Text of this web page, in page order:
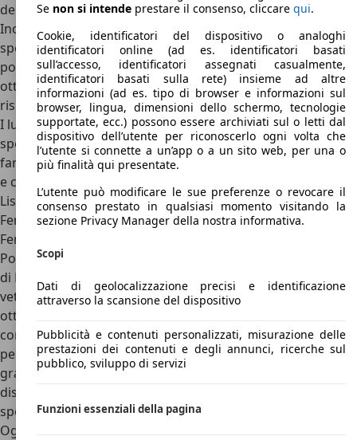
del valore della macchina stessa.
Inoltre, gli acquisti di auto d’epoca usate avvengono
spesso tra due privati senza una concessionaria. In questo
potrete anche sfruttare le vostre abilità per contrattare
ottenendo uno sconto e quindi un prezzo più favorevole
rispetto a quello di mercato.
I luoghi migliori per l’acquisto sono senza dubbio siti
specializzati in compravendita di automobili ma è possibile
fare grandi affari anche controllando gli annunci di privati
e concessionarie su Autoscout24.
Listino prezzi Ferrari 400
Ferrari 400 da 162.000.000 lire
Ferrari 400: concorrenti e conclusioni
Possiamo affermare che questo modello non è il prodotto
di Maranello più amato e richiesto ma è senza dubbio una
vettura di ottimo livello, con un motore che permette
ottime prestazioni senza però rinunciare al confort ed alla
comodità. Si tratta di un modello Gran Turismo che
permette di effettuare anche viaggi medio-lunghi anche
grazie al bagagliaio molto capiente dove è possibile
disporre tutti i bagagli e le borse necessarie allo
spostamento.
Oggi le Ferrari 400
Se non si intende prestare il consenso, cliccare qui.
Cookie, identificatori del dispositivo o analoghi
identificatori online (ad es. identificatori basati
sull’accesso, identificatori assegnati casualmente,
identificatori basati sulla rete) insieme ad altre
informazioni (ad es. tipo di browser e informazioni sul
browser, lingua, dimensioni dello schermo, tecnologie
supportate, ecc.) possono essere archiviati sul o letti dal
dispositivo dell’utente per riconoscerlo ogni volta che
l’utente si connette a un’app o a un sito web, per una o
più finalità qui presentate.
L’utente può modificare le sue preferenze o revocare il
consenso prestato in qualsiasi momento visitando la
sezione Privacy Manager della nostra informativa.
Scopi
Dati di geolocalizzazione precisi e identificazione
attraverso la scansione del dispositivo
Pubblicità e contenuti personalizzati, misurazione delle
prestazioni dei contenuti e degli annunci, ricerche sul
pubblico, sviluppo di servizi
Funzioni essenziali della pagina